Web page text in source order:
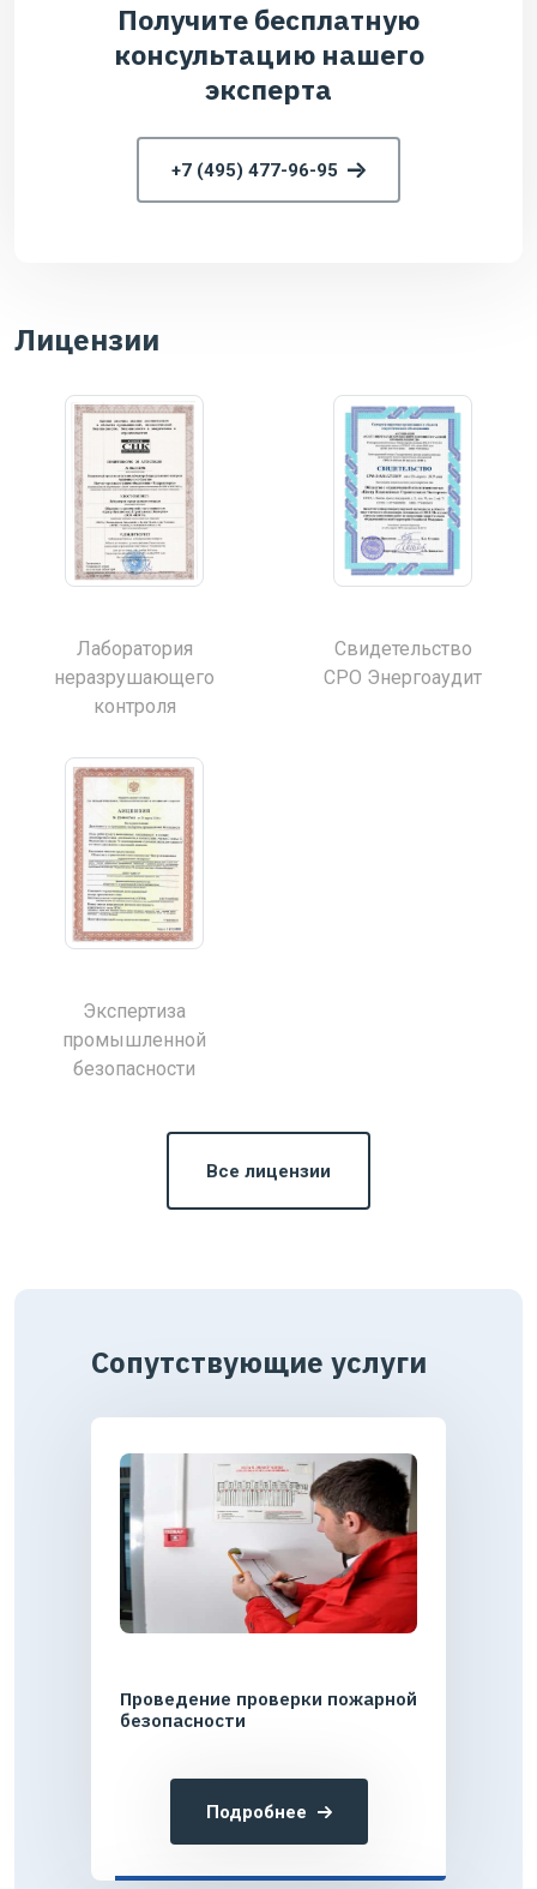
Получите бесплатную
консультацию нашего
эксперта
+7 (495) 477-96-95
Лицензии
Лаборатория
неразрушающего
контроля
Свидетельство
СРО Энергоаудит
Экспертиза
промышленной
безопасности
Все лицензии
Сопутствующие услуги
Проведение проверки пожарной
безопасности
Подробнее